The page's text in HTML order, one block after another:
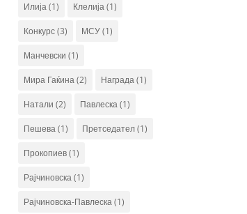
Илија(1) Клелија(1)
Конкурс(3) МСУ(1)
Манчевски (1)
Мира Гаќина(2) Награда(1)
Натали (2) Павлеска(1)
Пешева(1) Претседател(1)
Прокопиев(1)
Рајчиновска(1)
Рајчиновска-Павлеска(1)